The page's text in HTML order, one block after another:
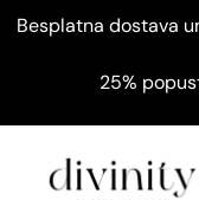
Besplatna dostava
25%